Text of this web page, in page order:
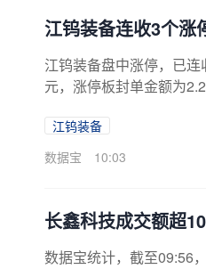
江钨装备连收3个涨
江钨装备盘中涨停，已
元，涨停板封单金额为
前营业部中，沪股通累
净利润108.00万元至
江钨装备
数据宝
10:03
长鑫科技成交额超
数据宝统计，截至09:56